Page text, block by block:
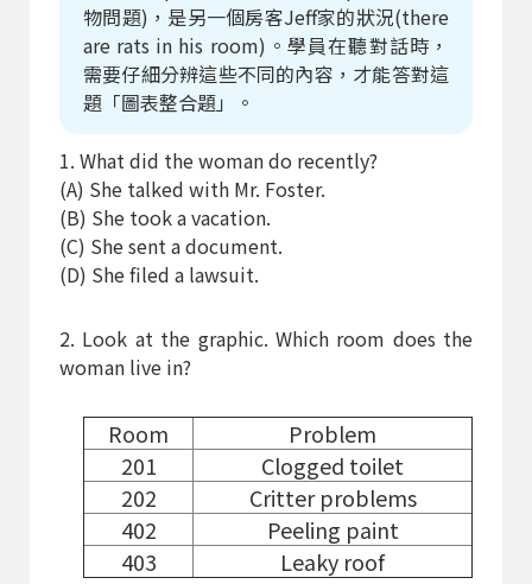
物問題)，是另一個房客Jeff家的狀況(there
are rats in his room)。學員在聽對話時，
需要仔細分辨這些不同的內容，才能答對這
題「圖表整合題」。
1. What did the woman do recently?
(A) She talked with Mr. Foster.
(B) She took a vacation.
(C) She sent a document.
(D) She filed a lawsuit.
2. Look at the graphic. Which room does the
woman live in?
Room
Problem
201
Clogged toilet
202
Critter problems
402
Peeling paint
403
Leaky roof